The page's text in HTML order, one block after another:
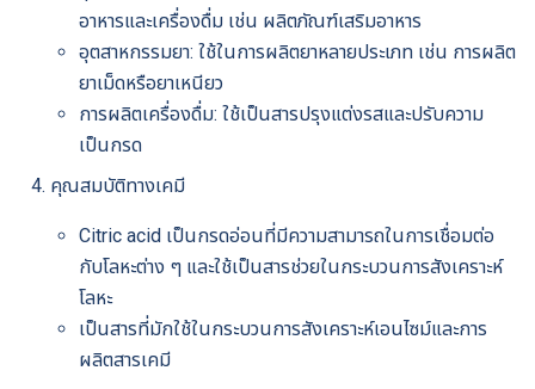
อาหารและเครื่องดื่ม เช่น ผลิตภัณฑ์เสริมอาหาร
อุตสาหกรรมยา: ใช้ในการผลิตยาหลายประเภท เช่น การผลิต
ยาเม็ดหรือยาเหนียว
การผลิตเครื่องดื่ม: ใช้เป็นสารปรุงแต่งรสและปรับความ
เป็นกรด
คุณสมบัติทางเคมี
Citric acid เป็นกรดอ่อนที่มีความสามารถในการเชื่อมต่อ
กับโลหะต่าง ๆ และใช้เป็นสารช่วยในกระบวนการสังเคราะห์
โลหะ
เป็นสารที่มักใช้ในกระบวนการสังเคราะห์เอนไซม์และการ
ผลิตสารเคมี